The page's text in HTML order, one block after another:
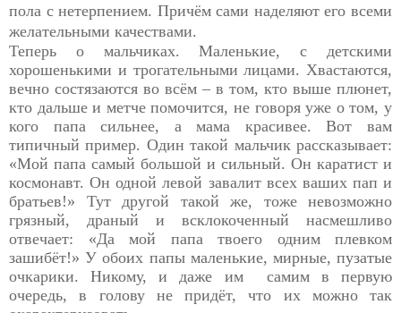
пола с нетерпением. Причём сами наделяют его всеми
желательными качествами.
Теперь о мальчиках. Маленькие, с детскими
хорошенькими и трогательными лицами. Хвастаются,
вечно состязаются во всём – в том, кто выше плюнет,
кто дальше и метче помочится, не говоря уже о том, у
кого папа сильнее, а мама красивее. Вот вам
типичный пример. Один такой мальчик рассказывает:
«Мой папа самый большой и сильный. Он каратист и
космонавт. Он одной левой завалит всех ваших пап и
братьев!» Тут другой такой же, тоже невозможно
грязный, драный и всклокоченный насмешливо
отвечает: «Да мой папа твоего одним плевком
зашибёт!» У обоих папы маленькие, мирные, пузатые
очкарики. Никому, и даже им
самим в первую
очередь, в голову не придёт, что их можно так